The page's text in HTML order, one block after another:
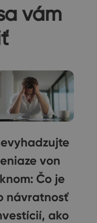
vám
von
Čo je
návratnosť
ako